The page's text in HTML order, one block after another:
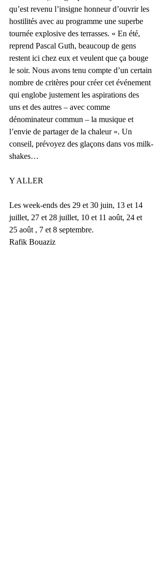
qu’est revenu l’insigne honneur d’ouvrir les
hostilités avec au programme une superbe
tournée explosive des terrasses. « En été,
reprend Pascal Guth, beaucoup de gens
restent ici chez eux et veulent que ça bouge
le soir. Nous avons tenu compte d’un certain
nombre de critères pour créer cet événement
qui englobe justement les aspirations des
uns et des autres – avec comme
dénominateur commun – la musique et
l’envie de partager de la chaleur ». Un
conseil, prévoyez des glaçons dans vos milk-
shakes…
Y ALLER
Les week-ends des 29 et 30 juin, 13 et 14
juillet, 27 et 28 juillet, 10 et 11 août, 24 et
25 août , 7 et 8 septembre.
Rafik Bouaziz